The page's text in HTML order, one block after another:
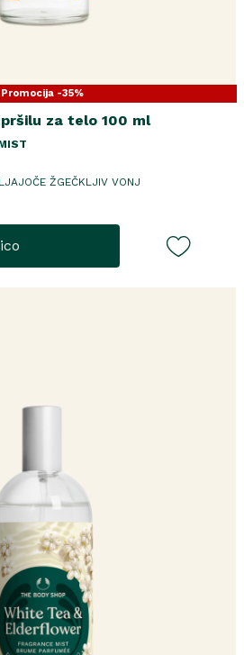
Promocija -35%
za telo 100 ml
ŽGEČKLJIV VONJ